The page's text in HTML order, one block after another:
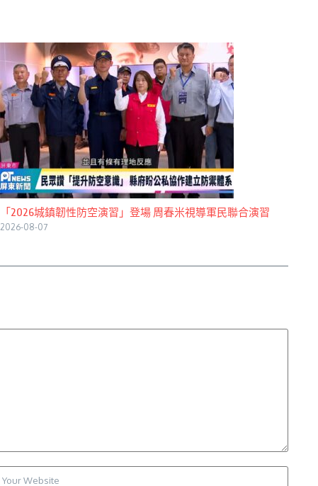
「2026城鎮韌性防空演習」登場 周春米視導軍民聯合演習
2026-08-07